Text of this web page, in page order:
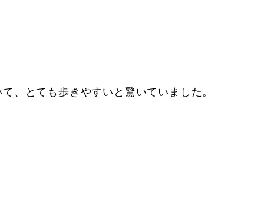
、とても歩きやすいと驚いていました。